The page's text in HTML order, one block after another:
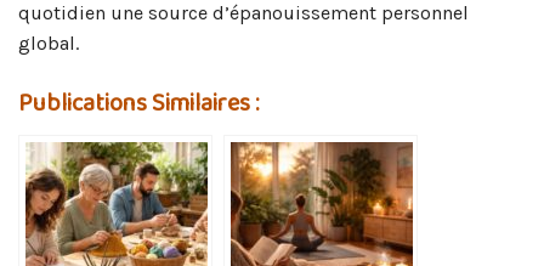
quotidien une source d’épanouissement personnel
global.
Publications Similaires :